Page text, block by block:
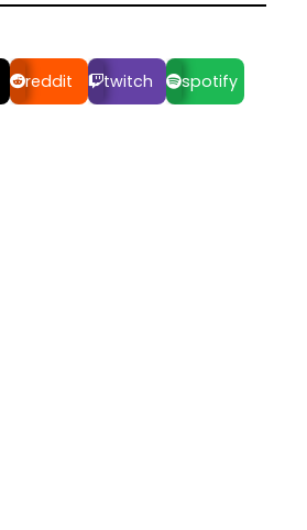
reddit twitch spotify